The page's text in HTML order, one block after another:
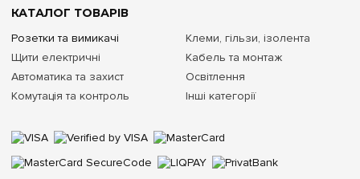
КАТАЛОГ ТОВАРІВ
Розетки та вимикачі
Щити електричні
Автоматика та захист
Комутація та контроль
Клеми, гільзи, ізолента
Кабель та монтаж
Освітлення
Інші категорії